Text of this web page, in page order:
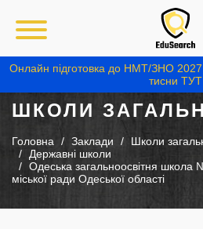
Онлайн підготовка до НМТ/ЗНО 2027,
тисни ТУТ
ШКОЛИ
Головна Заклади
Школи
Державні школи
Одеська загальноосвітня школа
міської ради Одеської області